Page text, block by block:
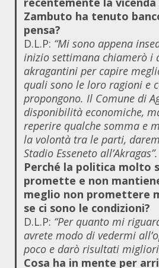
Zambuto ha tenuto
pensa?
D.L.P: “Mi sono appena
inizio settimana chiamerò i
akragantini per capire
quali sono le loro ragioni e
propongono. Il Comune di
disponibilità economiche,
reperire qualche somma e
la volontà tra le parti,
Stadio Esseneto all’Akragas”.
Perché la politica molto
promette e non
meglio non promettere
se ci sono le condizioni?
D.L.P: “Per quanto mi
avrete modo di vedermi
poco e darò risultati
Cosa ha in mente per